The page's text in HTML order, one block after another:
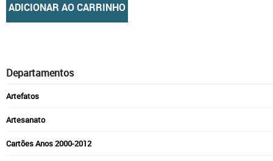
ADICIONAR AO CARRINHO
Departamentos
Artefatos
Artesanato
Cartões Anos 2000-2012